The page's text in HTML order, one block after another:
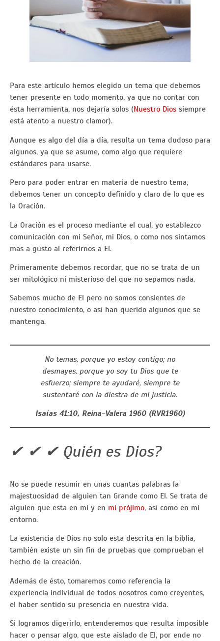
Para este artículo hemos elegido un tema que debemos
tener presente en todo momento, ya que no contar con
ésta herramienta, nos dejaría solos (Nuestro Dios siempre
está atento a nuestro clamor).
Aunque es algo del día a día, resulta un tema dudoso para
algunos, ya que se asume, como algo que requiere
estándares para usarse.
Pero para poder entrar en materia de nuestro tema,
debemos tener un concepto definido y claro de lo que es
la Oración.
La Oración es el proceso mediante el cual, yo establezco
comunicación con mi Señor, mi Dios, o como nos sintamos
mas a gusto al referirnos a El.
Primeramente debemos recordar, que no se trata de un
ser mitológico ni misterioso del que no sepamos nada.
Sabemos mucho de El pero no somos consientes de
nuestro conocimiento, o así han querido algunos que se
mantenga.
No temas, porque yo estoy contigo; no
desmayes, porque yo soy tu Dios que te
esfuerzo; siempre te ayudaré, siempre te
sustentaré con la diestra de mi justicia.
Isaías 41:10, Reina-Valera 1960 (RVR1960)
✔ ✔ ✔ Quién es Dios?
No se puede resumir en unas cuantas palabras la
majestuosidad de alguien tan Grande como El. Se trata de
alguien que esta en mi y en mi prójimo, así como en mi
entorno.
La existencia de Dios no solo esta descrita en la biblia,
también existe un sin fin de pruebas que comprueban el
hecho de la creación.
Además de ésto, tomaremos como referencia la
experiencia individual de todos nosotros como creyentes,
el haber sentido su presencia en nuestra vida.
Si logramos digerirlo, entenderemos que resulta imposible
hacer o pensar algo, que este aislado de El, por ende no